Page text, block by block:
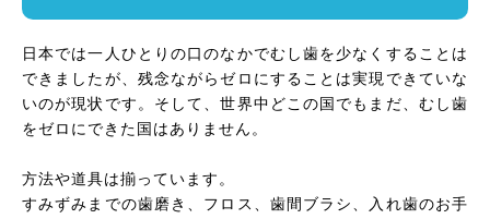
日本では一人ひとりの口のなかでむし歯を少なくすることは
できましたが、残念ながらゼロにすることは実現できていな
いのが現状です。そして、世界中どこの国でもまだ、むし歯
をゼロにできた国はありません。
方法や道具は揃っています。
すみずみまでの歯磨き、フロス、歯間ブラシ、入れ歯のお手